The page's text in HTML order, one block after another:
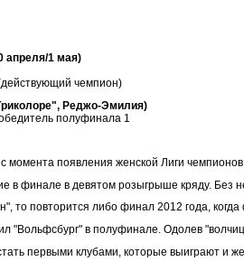
апреля/1 мая)
чемпион)
Реджо-Эмилия)
полуфинала 1
момента появления женской Лиги
в финале в девятом розыгрыше кряду.
то повторится либо финал 2012 года,
в полуфинале. Одолев
первыми клубами, которые выиграют и